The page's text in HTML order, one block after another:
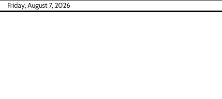
SkipFriday, August 7, 2026